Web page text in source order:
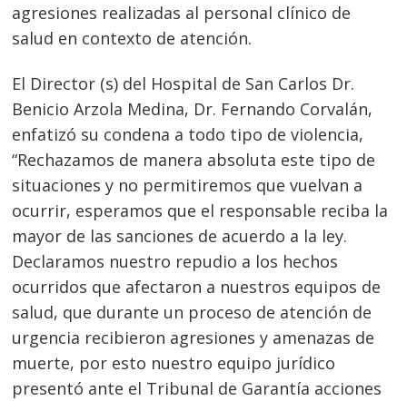
agresiones realizadas al personal clínico de
salud en contexto de atención.
El Director (s) del Hospital de San Carlos Dr.
Benicio Arzola Medina, Dr. Fernando Corvalán,
enfatizó su condena a todo tipo de violencia,
“Rechazamos de manera absoluta este tipo de
situaciones y no permitiremos que vuelvan a
ocurrir, esperamos que el responsable reciba la
mayor de las sanciones de acuerdo a la ley.
Declaramos nuestro repudio a los hechos
ocurridos que afectaron a nuestros equipos de
salud, que durante un proceso de atención de
urgencia recibieron agresiones y amenazas de
muerte, por esto nuestro equipo jurídico
presentó ante el Tribunal de Garantía acciones